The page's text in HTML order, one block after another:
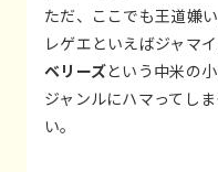
ただ、ここでも王道嫌
レゲエといえばジャマ
ベリーズという中米の
ジャンルにハマってし
い。